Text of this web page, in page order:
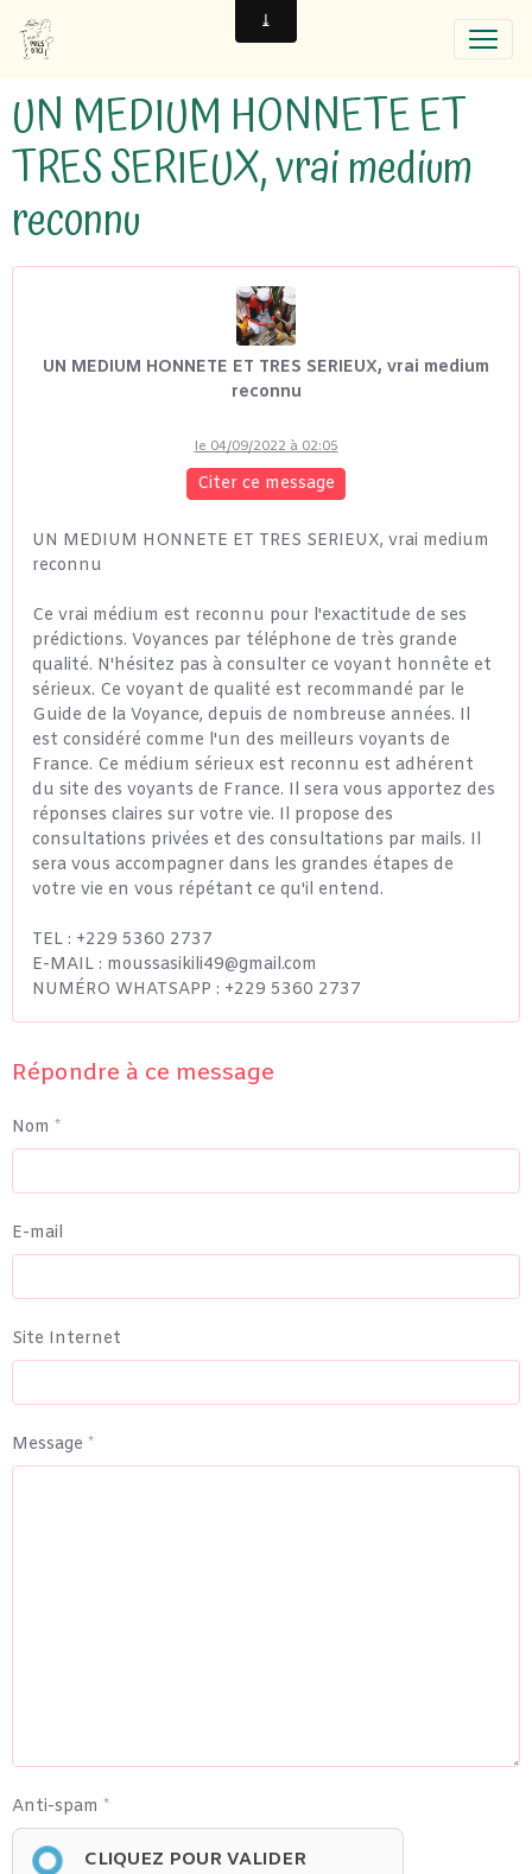
UN MEDIUM HONNETE ET
TRES SERIEUX, vrai medium
reconnu
UN MEDIUM HONNETE ET TRES SERIEUX, vrai medium
reconnu
le 04/09/2022 à 02:05
Citer ce message
UN MEDIUM HONNETE ET TRES SERIEUX, vrai medium
reconnu
Ce vrai médium est reconnu pour l'exactitude de ses
prédictions. Voyances par téléphone de très grande
qualité. N'hésitez pas à consulter ce voyant honnête et
sérieux. Ce voyant de qualité est recommandé par le
Guide de la Voyance, depuis de nombreuse années. Il
est considéré comme l'un des meilleurs voyants de
France. Ce médium sérieux est reconnu est adhérent
du site des voyants de France. Il sera vous apportez des
réponses claires sur votre vie. Il propose des
consultations privées et des consultations par mails. Il
sera vous accompagner dans les grandes étapes de
votre vie en vous répétant ce qu'il entend.
TEL : +229 5360 2737
E-MAIL : moussasikili49@gmail.com
NUMÉRO WHATSAPP : +229 5360 2737
Répondre à ce message
Nom
E-mail
Site Internet
Message
Anti-spam
CLIQUEZ POUR VALIDER